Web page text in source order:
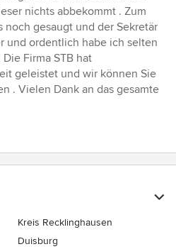
nichts abbekommt . Zum
noch gesaugt und der Sekretär
und ordentlich habe ich selten
Firma STB hat
geleistet und wir können Sie
. Vielen Dank an das gesamte
Kreis Recklinghausen
Duisburg